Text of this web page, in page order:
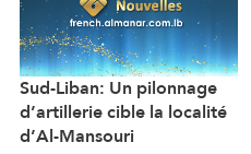
Sud-Liban: Un pilonnage
d’artillerie cible la localité
d’Al-Mansouri